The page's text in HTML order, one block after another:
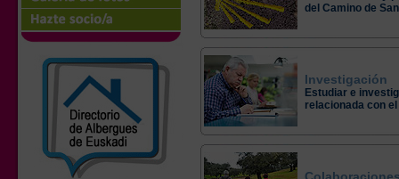
del Camino de
Investigación
Estudiar e
relacionada con